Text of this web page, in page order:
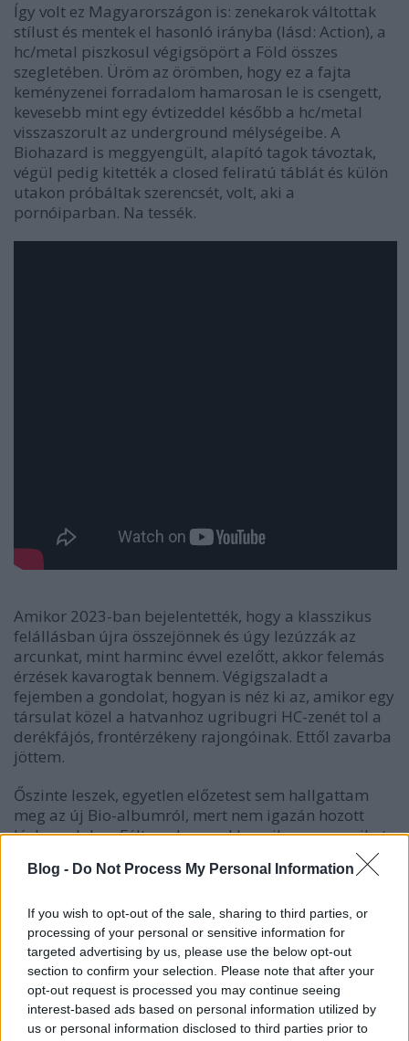
Blog - Do Not Process My Personal Information
If you wish to opt-out of the sale, sharing to third parties, or
processing of your personal or sensitive information for
targeted advertising by us, please use the below opt-out
section to confirm your selection. Please note that after your
opt-out request is processed you may continue seeing
interest-based ads based on personal information utilized by
us or personal information disclosed to third parties prior to
Így volt ez Magyarországon is: zenekarok váltottak
stílust és mentek el hasonló irányba (lásd: Action), a
hc/metal piszkosul végigsöpört a Föld összes
szegletében. Üröm az örömben, hogy ez a fajta
keményzenei forradalom hamarosan le is csengett,
kevesebb mint egy évtizeddel később a hc/metal
visszaszorult az underground mélységeibe. A
Biohazard is meggyengült, alapító tagok távoztak,
végül pedig kitették a closed feliratú táblát és külön
utakon próbáltak szerencsét, volt, aki a
pornóiparban. Na tessék.
Amikor 2023-ban bejelentették, hogy a klasszikus
felállásban újra összejönnek és úgy lezúzzák az
arcunkat, mint harminc évvel ezelőtt, akkor felemás
érzések kavarogtak bennem. Végigszaladt a
fejemben a gondolat, hogyan is néz ki az, amikor egy
társulat közel a hatvanhoz ugribugri HC-zenét tol a
derékfájós, frontérzékeny rajongóinak. Ettől zavarba
jöttem.
Őszinte leszek, egyetlen előzetest sem hallgattam
meg az új Bio-albumról, mert nem igazán hozott
lázba a dolog. Féltem, hogy a klasszikus anyagaikat
meg sem közelíti majd, szégyent hoznak a Biohazard
névre. Nem is tévedhettem nagyobbat. A Divided We
lehetett volna anno, akármilyen elcsépelten is
hangzik ez a kijelentés. A lendület, az erő, a vokálok
hangszíne és a minőség semmit sem változott.
A Divided We Fall olyan, akár egy Bio-best of.
Atombombaként robban be aFuck The System, az
ember pedig hirtelen azt sem tudja, hogy ugráljon,